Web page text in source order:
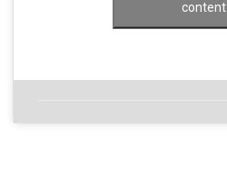
content